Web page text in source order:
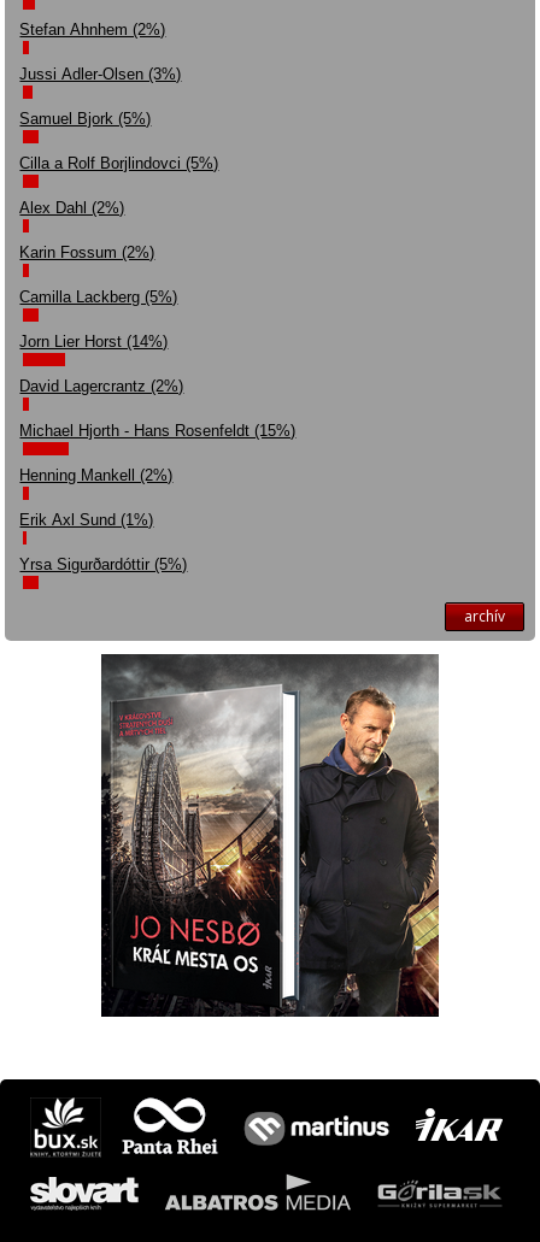
Stefan Ahnhem (2%)
Jussi Adler-Olsen (3%)
Samuel Bjork (5%)
Cilla a Rolf Borjlindovci (5%)
Alex Dahl (2%)
Karin Fossum (2%)
Camilla Lackberg (5%)
Jorn Lier Horst (14%)
David Lagercrantz (2%)
Michael Hjorth - Hans Rosenfeldt (15%)
Henning Mankell (2%)
Erik Axl Sund (1%)
Yrsa Sigurðardóttir (5%)
archív